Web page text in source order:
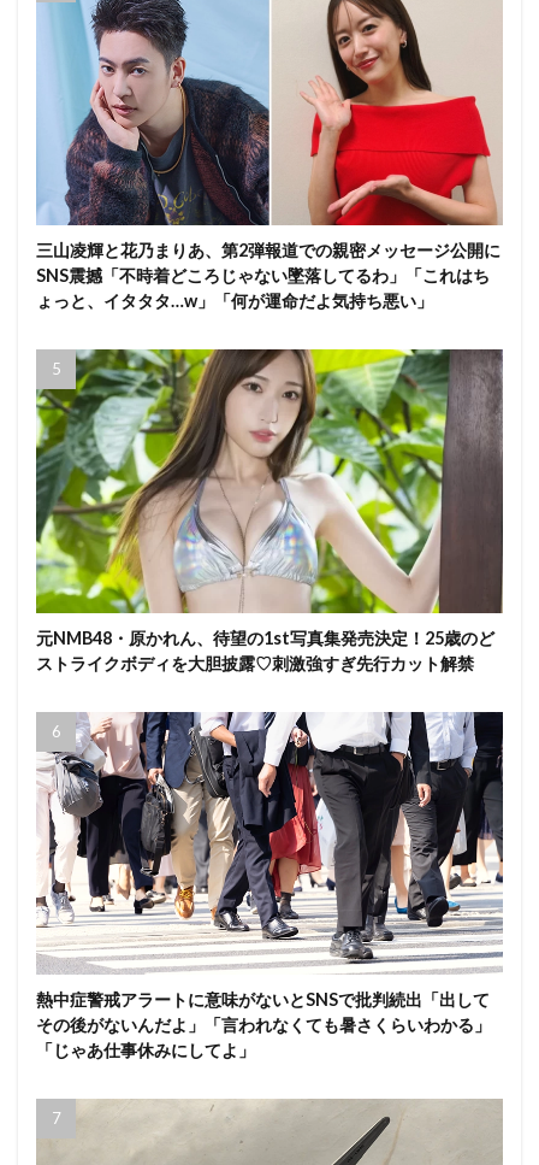
三山凌輝と花乃まりあ、第2弾報道での親密メッセージ公開に
SNS震撼「不時着どころじゃない墜落してるわ」「これはち
ょっと、イタタタ…w」「何が運命だよ気持ち悪い」
元NMB48・原かれん、待望の1st写真集発売決定！25歳のど
ストライクボディを大胆披露♡刺激強すぎ先行カット解禁
熱中症警戒アラートに意味がないとSNSで批判続出「出して
その後がないんだよ」「言われなくても暑さくらいわかる」
「じゃあ仕事休みにしてよ」